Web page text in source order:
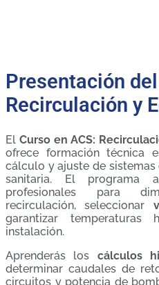
Presentación
Recirculación y
El Curso en ACS:
ofrece formación técnica
cálculo y ajuste de
sanitaria. El programa
profesionales para
recirculación, seleccionar
garantizar
instalación.
Aprenderás los cálculos
determinar caudales de
circuitos y potencia de